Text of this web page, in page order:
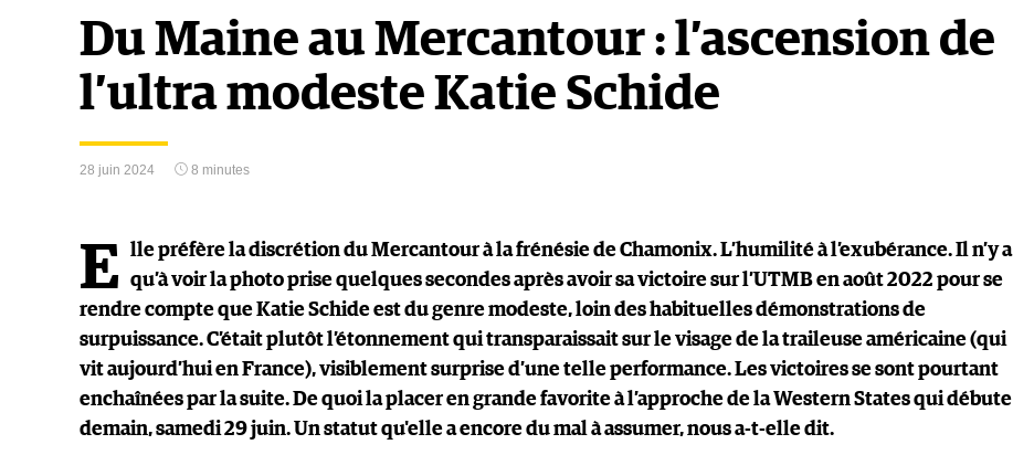
Du Maine au Mercantour : l’ascension de
l’ultra modeste Katie Schide
28 juin 2024 8 minutes
E lle préfère la discrétion du Mercantour à la frénésie de Chamonix. L’humilité à l’exubérance. Il n’y a
qu’à voir la photo prise quelques secondes après avoir sa victoire sur l’UTMB en août 2022 pour se
rendre compte que Katie Schide est du genre modeste, loin des habituelles démonstrations de
surpuissance. C’était plutôt l’étonnement qui transparaissait sur le visage de la traileuse américaine (qui
vit aujourd’hui en France), visiblement surprise d’une telle performance. Les victoires se sont pourtant
enchaînées par la suite. De quoi la placer en grande favorite à l’approche de la Western States qui débute
demain, samedi 29 juin. Un statut qu'elle a encore du mal à assumer, nous a-t-elle dit.